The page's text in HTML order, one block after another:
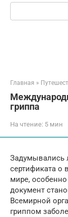
Поиск:
Главная »
гриппа
На чтение: 5 мин
Задумывались
сертификата о
мире,
документ
Всемирной
гриппом